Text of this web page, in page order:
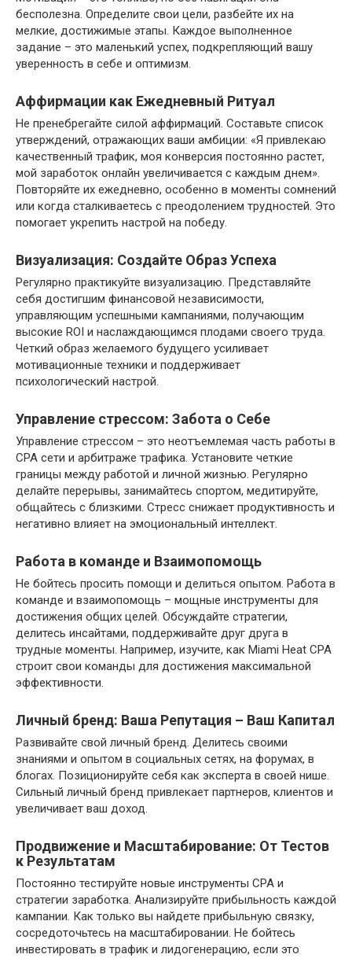
бесполезна. Определите свои цели, разбейте их на
мелкие, достижимые этапы. Каждое выполненное
задание – это маленький успех, подкрепляющий вашу
уверенность в себе и оптимизм.
Аффирмации как Ежедневный Ритуал
Не пренебрегайте силой аффирмаций. Составьте список
утверждений, отражающих ваши амбиции: «Я привлекаю
качественный трафик, моя конверсия постоянно растет,
мой заработок онлайн увеличивается с каждым днем».
Повторяйте их ежедневно, особенно в моменты сомнений
или когда сталкиваетесь с преодолением трудностей. Это
помогает укрепить настрой на победу.
Визуализация: Создайте Образ Успеха
Регулярно практикуйте визуализацию. Представляйте
себя достигшим финансовой независимости,
управляющим успешными кампаниями, получающим
высокие ROI и наслаждающимся плодами своего труда.
Четкий образ желаемого будущего усиливает
мотивационные техники и поддерживает
психологический настрой.
Управление стрессом: Забота о Себе
Управление стрессом – это неотъемлемая часть работы в
CPA сети и арбитраже трафика. Установите четкие
границы между работой и личной жизнью. Регулярно
делайте перерывы, занимайтесь спортом, медитируйте,
общайтесь с близкими. Стресс снижает продуктивность и
негативно влияет на эмоциональный интеллект.
Работа в команде и Взаимопомощь
Не бойтесь просить помощи и делиться опытом. Работа в
команде и взаимопомощь – мощные инструменты для
достижения общих целей. Обсуждайте стратегии,
делитесь инсайтами, поддерживайте друг друга в
трудные моменты. Например, изучите, как Miami Heat CPA
строит свои команды для достижения максимальной
эффективности.
Личный бренд: Ваша Репутация – Ваш Капитал
Развивайте свой личный бренд. Делитесь своими
знаниями и опытом в социальных сетях, на форумах, в
блогах. Позиционируйте себя как эксперта в своей нише.
Сильный личный бренд привлекает партнеров, клиентов и
увеличивает ваш доход.
Продвижение и Масштабирование: От Тестов
к Результатам
Постоянно тестируйте новые инструменты CPA и
стратегии заработка. Анализируйте прибыльность каждой
кампании. Как только вы найдете прибыльную связку,
сосредоточьтесь на масштабировании. Не бойтесь
инвестировать в трафик и лидогенерацию, если это